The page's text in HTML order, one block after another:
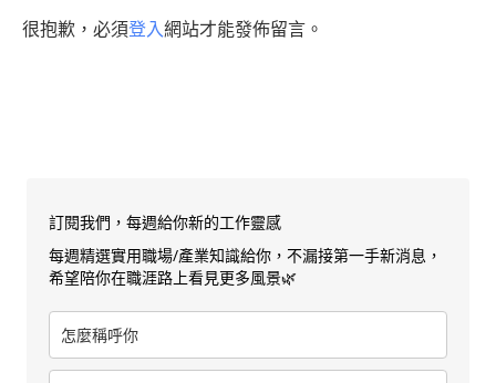
很抱歉，必須登入網站才能發佈留言。
訂閱我們，每週給你新的工作靈感
每週精選實用職場/產業知識給你，不漏接第一手新消息，
希望陪你在職涯路上看見更多風景🌿